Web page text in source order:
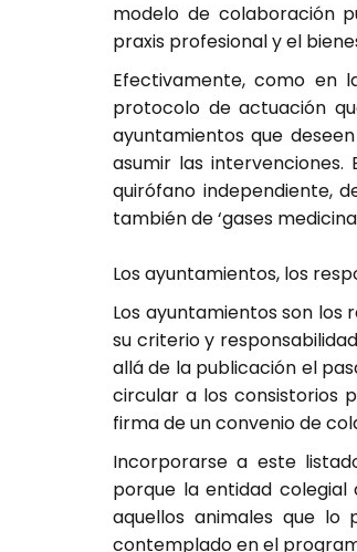
modelo de colaboración
praxis profesional y el
Efectivamente, como en
protocolo de actuación
ayuntamientos que
asumir las intervenciones.
quirófano independiente,
también de ‘gases
Los ayuntamientos, los
Los ayuntamientos son los
su criterio y
allá de la publicación el
circular a los consistorios
firma de un convenio de
Incorporarse a este
porque la entidad colegial
aquellos animales que
contemplado en el